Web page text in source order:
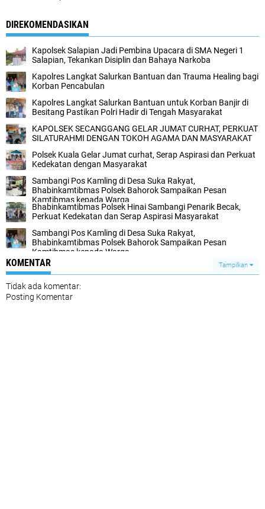
DIREKOMENDASIKAN
Kapolsek Salapian Jadi Pembina Upacara di SMA Negeri 1
Salapian, Tekankan Disiplin dan Bahaya Narkoba
Kapolres Langkat Salurkan Bantuan dan Trauma Healing bagi
Korban Pencabulan ‎
Kapolres Langkat Salurkan Bantuan untuk Korban Banjir di
Besitang Pastikan Polri Hadir di Tengah Masyarakat
KAPOLSEK SECANGGANG GELAR JUMAT CURHAT, PERKUAT
SILATURAHMI DENGAN TOKOH AGAMA DAN MASYARAKAT
Polsek Kuala Gelar Jumat curhat, Serap Aspirasi dan Perkuat
Kedekatan dengan Masyarakat
Sambangi Pos Kamling di Desa Suka Rakyat,
Bhabinkamtibmas Polsek Bahorok Sampaikan Pesan
Kamtibmas kepada Warga
Bhabinkamtibmas Polsek Hinai Sambangi Penarik Becak,
Perkuat Kedekatan dan Serap Aspirasi Masyarakat
Sambangi Pos Kamling di Desa Suka Rakyat,
Bhabinkamtibmas Polsek Bahorok Sampaikan Pesan
Kamtibmas kepada Warga
KOMENTAR Tampilkan
Tidak ada komentar:
Posting Komentar